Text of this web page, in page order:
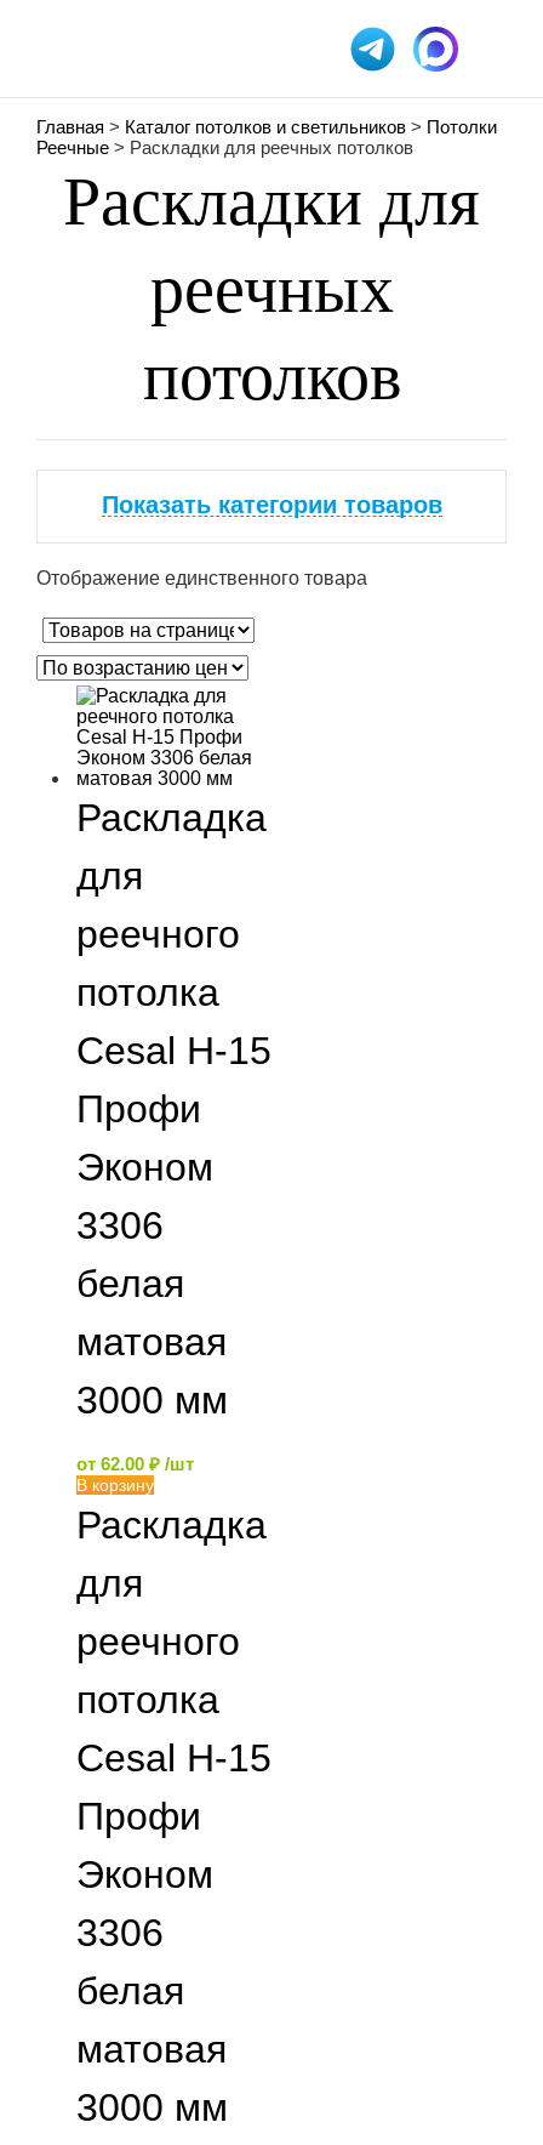
Главная > Каталог потолков и светильников > Потолки
Реечные > Раскладки для реечных потолков
Раскладки для
реечных
потолков
Показать категории товаров
Отображение единственного товара
Раскладка
для
реечного
потолка
Cesal H-15
Профи
Эконом
3306
белая
матовая
3000 мм
от 62.00 ₽ /шт
В корзину
Раскладка
для
реечного
потолка
Cesal H-15
Профи
Эконом
3306
белая
матовая
3000 мм